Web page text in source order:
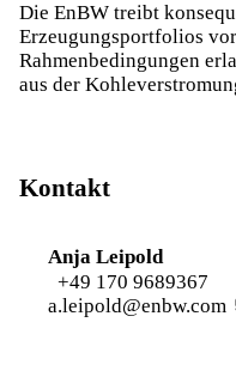
Die EnBW treibt
Erzeugungsportfolios
Rahmenbedingungen
aus der
Kontakt
Anja Leipold
+49 170 9689367
a.leipold@enbw.com